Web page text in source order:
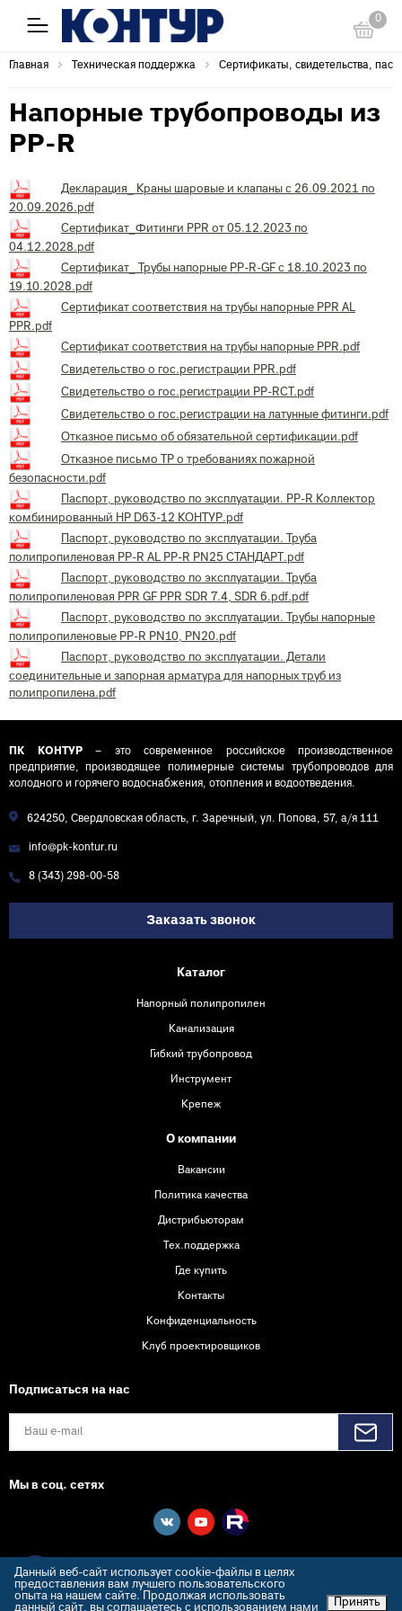
0
Главная Техническая поддержка Сертификаты, свидетельства,
Напорные трубопроводы из
PP-R
Декларация_ Краны шаровые и клапаны с 26.09.2021 по
20.09.2026.pdf
Сертификат_Фитинги PPR от 05.12.2023 по
04.12.2028.pdf
Сертификат_ Трубы напорные PP-R-GF с 18.10.2023 по
19.10.2028.pdf
Сертификат соответствия на трубы напорные PPR AL
PPR.pdf
Сертификат соответствия на трубы напорные PPR.pdf
Свидетельство о гос.регистрации PPR.pdf
Свидетельство о гос.регистрации PP-RCT.pdf
Свидетельство о гос.регистрации на латунные фитинги.pdf
Отказное письмо об обязательной сертификации.pdf
Отказное письмо ТР о требованиях пожарной
безопасности.pdf
Паспорт, руководство по эксплуатации. PP-R Коллектор
комбинированный НР D63-12 КОНТУР.pdf
Паспорт, руководство по эксплуатации. Труба
полипропиленовая PP-R AL PP-R PN25 СТАНДАРТ.pdf
Паспорт, руководство по эксплуатации. Труба
полипропиленовая PPR GF PPR SDR 7.4, SDR 6.pdf.pdf
Паспорт, руководство по эксплуатации. Трубы напорные
полипропиленовые PP-R PN10, PN20.pdf
Паспорт, руководство по эксплуатации. Детали
соединительные и запорная арматура для напорных труб из
полипропилена.pdf
ПК КОНТУР– это современное российское производственное
предприятие, производящее полимерные системы трубопроводов для
холодного и горячего водоснабжения, отопления и водоотведения.
624250, Свердловская область, г. Заречный, ул. Попова, 57, а/я 111
info@pk-kontur.ru
8 (343) 298-00-58
Заказать звонок
Каталог
Напорный полипропилен
Канализация
Гибкий трубопровод
Инструмент
Крепеж
О компании
Вакансии
Политика качества
Дистрибьюторам
Тех.поддержка
Где купить
Контакты
Конфиденциальность
Клуб проектировщиков
Подписаться на нас
Мы в соц. сетях
Данный веб-сайт использует cookie-файлы в целях
предоставления вам лучшего пользовательского
опыта на нашем сайте. Продолжая использовать
данный сайт, вы соглашаетесь с использованием нами
Принять